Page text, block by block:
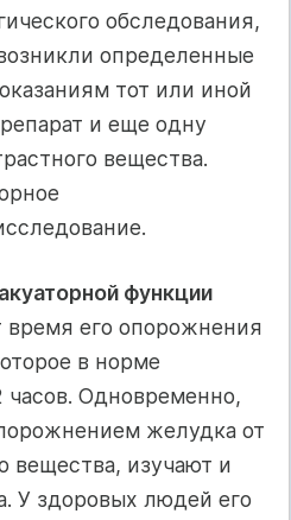
обследования,
определенные
тот или иной
и еще одну
вещества.
функции
его опорожнения
в норме
часов. Одновременно,
желудка от
вещества, изучают и
У здоровых людей его